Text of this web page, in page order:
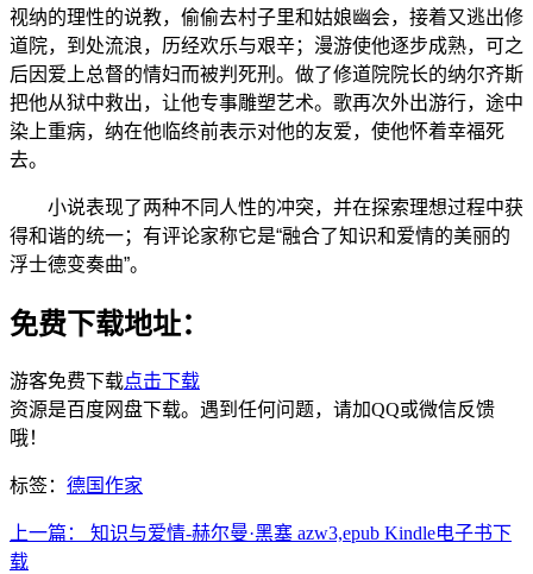
视纳的理性的说教，偷偷去村子里和姑娘幽会，接着又逃出修
道院，到处流浪，历经欢乐与艰辛；漫游使他逐步成熟，可之
后因爱上总督的情妇而被判死刑。做了修道院院长的纳尔齐斯
把他从狱中救出，让他专事雕塑艺术。歌再次外出游行，途中
染上重病，纳在他临终前表示对他的友爱，使他怀着幸福死
去。
小说表现了两种不同人性的冲突，并在探索理想过程中获
得和谐的统一；有评论家称它是“融合了知识和爱情的美丽的
浮士德变奏曲”。
免费下载地址：
游客免费下载点击下载
资源是百度网盘下载。遇到任何问题，请加QQ或微信反馈
哦！
标签： 德国作家
上一篇：
知识与爱情-赫尔曼·黑塞 azw3,epub Kindle电子书下
载